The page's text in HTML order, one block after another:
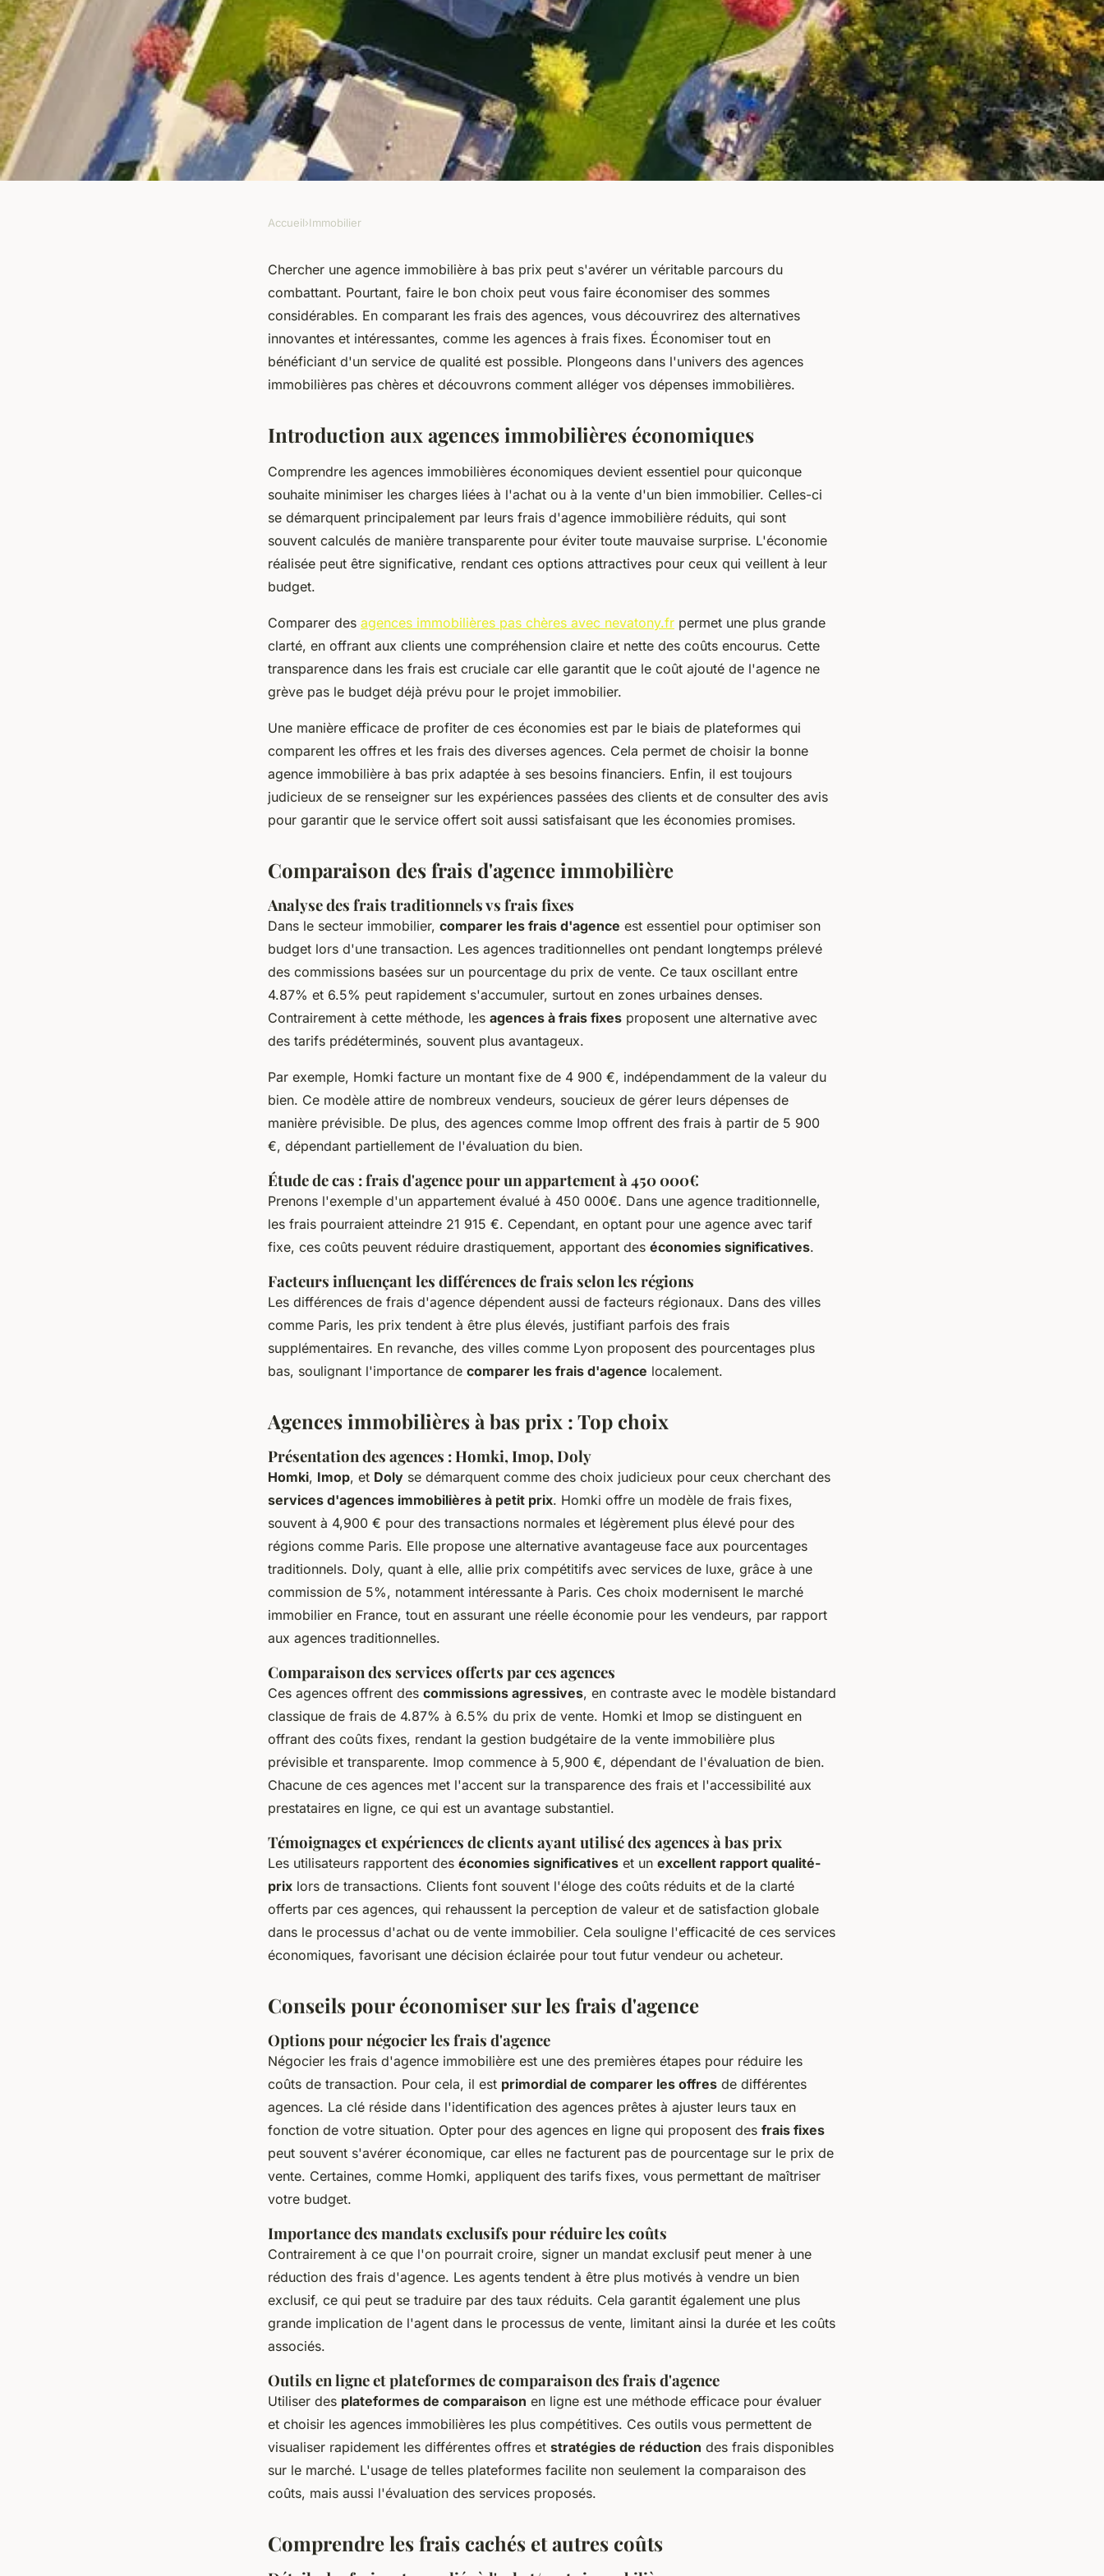
Agences immobilières pas chères :
comparez les frais et économisez !
Accueil›Immobilier
Chercher une agence immobilière à bas prix peut s'avérer un véritable parcours du
combattant. Pourtant, faire le bon choix peut vous faire économiser des sommes
considérables. En comparant les frais des agences, vous découvrirez des alternatives
innovantes et intéressantes, comme les agences à frais fixes. Économiser tout en
bénéficiant d'un service de qualité est possible. Plongeons dans l'univers des agences
immobilières pas chères et découvrons comment alléger vos dépenses immobilières.
Introduction aux agences immobilières économiques
Comprendre les agences immobilières économiques devient essentiel pour quiconque
souhaite minimiser les charges liées à l'achat ou à la vente d'un bien immobilier. Celles-ci
se démarquent principalement par leurs frais d'agence immobilière réduits, qui sont
souvent calculés de manière transparente pour éviter toute mauvaise surprise. L'économie
réalisée peut être significative, rendant ces options attractives pour ceux qui veillent à leur
budget.
Comparer des agences immobilières pas chères avec nevatony.fr permet une plus grande
clarté, en offrant aux clients une compréhension claire et nette des coûts encourus. Cette
transparence dans les frais est cruciale car elle garantit que le coût ajouté de l'agence ne
grève pas le budget déjà prévu pour le projet immobilier.
Une manière efficace de profiter de ces économies est par le biais de plateformes qui
comparent les offres et les frais des diverses agences. Cela permet de choisir la bonne
agence immobilière à bas prix adaptée à ses besoins financiers. Enfin, il est toujours
judicieux de se renseigner sur les expériences passées des clients et de consulter des avis
pour garantir que le service offert soit aussi satisfaisant que les économies promises.
Comparaison des frais d'agence immobilière
Analyse des frais traditionnels vs frais fixes
Dans le secteur immobilier, comparer les frais d'agence est essentiel pour optimiser son
budget lors d'une transaction. Les agences traditionnelles ont pendant longtemps prélevé
des commissions basées sur un pourcentage du prix de vente. Ce taux oscillant entre
4.87% et 6.5% peut rapidement s'accumuler, surtout en zones urbaines denses.
Contrairement à cette méthode, les agences à frais fixes proposent une alternative avec
des tarifs prédéterminés, souvent plus avantageux.
Par exemple, Homki facture un montant fixe de 4 900 €, indépendamment de la valeur du
bien. Ce modèle attire de nombreux vendeurs, soucieux de gérer leurs dépenses de
manière prévisible. De plus, des agences comme Imop offrent des frais à partir de 5 900
€, dépendant partiellement de l'évaluation du bien.
Étude de cas : frais d'agence pour un appartement à 450 000€
Prenons l'exemple d'un appartement évalué à 450 000€. Dans une agence traditionnelle,
les frais pourraient atteindre 21 915 €. Cependant, en optant pour une agence avec tarif
fixe, ces coûts peuvent réduire drastiquement, apportant des économies significatives.
Facteurs influençant les différences de frais selon les régions
Les différences de frais d'agence dépendent aussi de facteurs régionaux. Dans des villes
comme Paris, les prix tendent à être plus élevés, justifiant parfois des frais
supplémentaires. En revanche, des villes comme Lyon proposent des pourcentages plus
bas, soulignant l'importance de comparer les frais d'agence localement.
Agences immobilières à bas prix : Top choix
Présentation des agences : Homki, Imop, Doly
Homki, Imop, et Doly se démarquent comme des choix judicieux pour ceux cherchant des
services d'agences immobilières à petit prix. Homki offre un modèle de frais fixes,
souvent à 4,900 € pour des transactions normales et légèrement plus élevé pour des
régions comme Paris. Elle propose une alternative avantageuse face aux pourcentages
traditionnels. Doly, quant à elle, allie prix compétitifs avec services de luxe, grâce à une
commission de 5%, notamment intéressante à Paris. Ces choix modernisent le marché
immobilier en France, tout en assurant une réelle économie pour les vendeurs, par rapport
aux agences traditionnelles.
Comparaison des services offerts par ces agences
Ces agences offrent des commissions agressives, en contraste avec le modèle bistandard
classique de frais de 4.87% à 6.5% du prix de vente. Homki et Imop se distinguent en
offrant des coûts fixes, rendant la gestion budgétaire de la vente immobilière plus
prévisible et transparente. Imop commence à 5,900 €, dépendant de l'évaluation de bien.
Chacune de ces agences met l'accent sur la transparence des frais et l'accessibilité aux
prestataires en ligne, ce qui est un avantage substantiel.
Témoignages et expériences de clients ayant utilisé des agences à bas prix
Les utilisateurs rapportent des économies significatives et un excellent rapport qualité-
prix lors de transactions. Clients font souvent l'éloge des coûts réduits et de la clarté
offerts par ces agences, qui rehaussent la perception de valeur et de satisfaction globale
dans le processus d'achat ou de vente immobilier. Cela souligne l'efficacité de ces services
économiques, favorisant une décision éclairée pour tout futur vendeur ou acheteur.
Conseils pour économiser sur les frais d'agence
Options pour négocier les frais d'agence
Négocier les frais d'agence immobilière est une des premières étapes pour réduire les
coûts de transaction. Pour cela, il est primordial de comparer les offres de différentes
agences. La clé réside dans l'identification des agences prêtes à ajuster leurs taux en
fonction de votre situation. Opter pour des agences en ligne qui proposent des frais fixes
peut souvent s'avérer économique, car elles ne facturent pas de pourcentage sur le prix de
vente. Certaines, comme Homki, appliquent des tarifs fixes, vous permettant de maîtriser
votre budget.
Importance des mandats exclusifs pour réduire les coûts
Contrairement à ce que l'on pourrait croire, signer un mandat exclusif peut mener à une
réduction des frais d'agence. Les agents tendent à être plus motivés à vendre un bien
exclusif, ce qui peut se traduire par des taux réduits. Cela garantit également une plus
grande implication de l'agent dans le processus de vente, limitant ainsi la durée et les coûts
associés.
Outils en ligne et plateformes de comparaison des frais d'agence
Utiliser des plateformes de comparaison en ligne est une méthode efficace pour évaluer
et choisir les agences immobilières les plus compétitives. Ces outils vous permettent de
visualiser rapidement les différentes offres et stratégies de réduction des frais disponibles
sur le marché. L'usage de telles plateformes facilite non seulement la comparaison des
coûts, mais aussi l'évaluation des services proposés.
Comprendre les frais cachés et autres coûts